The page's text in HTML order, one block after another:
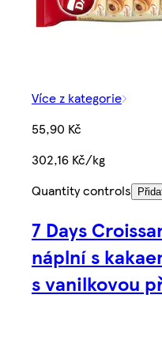
Více z kategorie
55,90 Kč
302,16 Kč/kg
Quantity controls
7 Days
náplní s
s vanilkovou